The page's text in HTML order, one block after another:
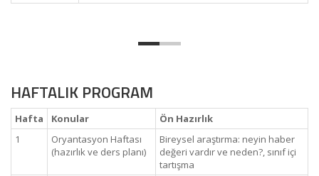
HAFTALIK PROGRAM
Hafta Konular
Ön Hazırlık
1
Oryantasyon Haftası
(hazırlık ve ders planı)
Bireysel araştırma: neyin haber
değeri vardır ve neden?, sınıf içi
tartışma